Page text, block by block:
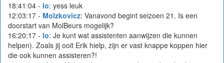
18:41:04 - lo: yess leuk
12:03:17 - Molzkovicz: Vanavond begint seizoen 21. Is een
doorstart van MolBeurs mogelijk?
16:20:17 - lo: Je kunt wat assistenten aanwijzen die kunnen
helpen). Zoals jij ooit Erik hielp, zijn er vast knappe koppen hier
die ook kunnen assisteren?!